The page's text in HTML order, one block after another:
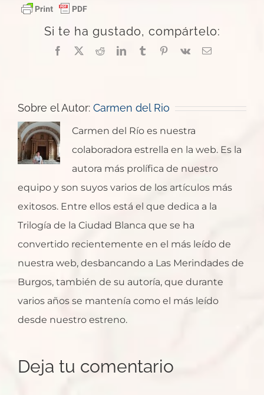
Si te ha gustado, compártelo:
Facebook
X RedditLinkedInTumblrPinterest
Vk
Correo
Sobre el Autor: Carmen del Rio
Carmen del Río es nuestra
colaboradora estrella en la web. Es la
autora más prolífica de nuestro
equipo y son suyos varios de los artículos más
exitosos. Entre ellos está el que dedica a la
Trilogía de la Ciudad Blanca que se ha
convertido recientemente en el más leído de
nuestra web, desbancando a Las Merindades de
Burgos, también de su autoría, que durante
varios años se mantenía como el más leído
desde nuestro estreno.
Deja tu comentario